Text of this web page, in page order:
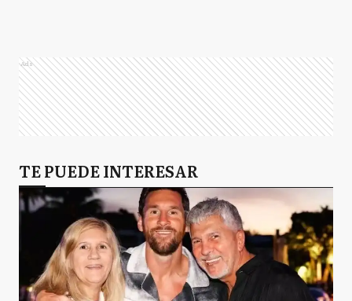
Ads
TE PUEDE INTERESAR